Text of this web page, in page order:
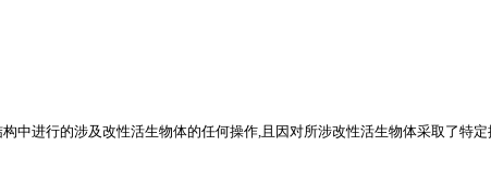
进行的涉及改性活生物体的任何操作,且因对所涉改性活生物体采取了特